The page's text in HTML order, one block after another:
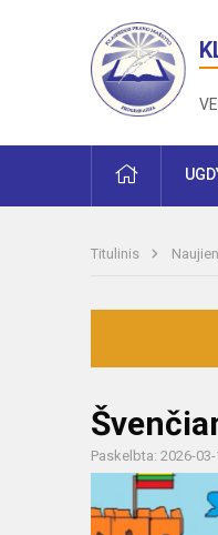
PRADŽIA
Titulinis
Paskelbta: 2026-